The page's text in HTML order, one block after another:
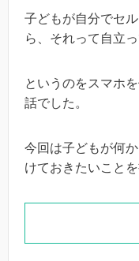
子どもが自分でセ
ら、それって自立
というのをスマホ
話でした。
今回は子どもが何
けておきたいことを